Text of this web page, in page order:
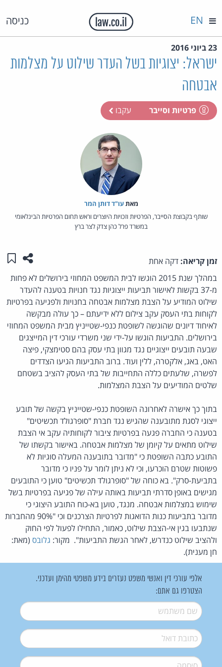
כניסה EN
23 ביוני 2016
ישראל: יצוגיות בשל העדר שילוט על מצלמות
אבטחה
פרטיות וסייבר עקבו
מאת‏עו"ד דותן המר
שותף בקבוצת הסייבר, הפרטיות וזכויות היוצרים וראש תחום הפרטיות הבינלאומי
במשרד פרל כהן צדק לצר ברץ
זמן קריאה: דקה אחת שתפו
במהלך שנת 2015 הוגשו לבית המשפט המחוזי בירושלים לא פחות
מ-37 בקשות לאישור תביעות ייצוגיות נגד חנויות בטענה להעדר
שילוט המודיע על הצבת מצלמות אבטחה בחנויות ולפגיעה בפרטיות
לקוחות בתי העסק עקב צילום ללא ידיעתם – כך עולה מבקשה
לאיחוד דיונים שהוגשה לשופטת כנפי-שטייניץ מבית המשפט המחוזי
בירושלים. התביעות הוגשו על-ידי שני משרדי עורכי דין המייצגים
שבעה תובעים ייצוגיים נגד מגוון בתי עסק בהם סטימצקי, פיצה
האט, באג, אלקטרה, ללין ועוד. ברוב התביעות הגיעו הצדדים
לפשרה, שלעתים כללה התחייבות של בתי העסק להציב בשטחם
שלטים המודיעים על הצבת המצלמות.
בתוך כך אישרה לאחרונה השופטת כנפי-שטייניץ בקשה של תובע
ייצוגי לסגת מתובענה שהגיש נגד חברת "סופרגולד תכשיטים"
בטענה כי החברה פגעה בפרטיות ציבור לקוחותיה עקב אי הצבת
שילוט מתאים על קיומן של מצלמות אבטחה. באישור בקשתו של
התובע כתבה השופטת כי "מדובר בתובענה המעלה סוגיות לא
פשוטות שטרם הוכרעו, וכי לא ניתן לומר על פניו כי מדובר
בתביעת-סרק". בא כוחה של "סופרגולד תכשיטים" טוען כי התובעים
מגישים באופן סדרתי תביעות באותה עילה של פגיעה בפרטיות בשל
שימוש במצלמות אבטחה. מנגד, טוען בא-כוח התובע היצוגי כי
מדובר בתביעות כנות הדואגות לפרטיות הצרכנים וכי "90% מהחברות
שנתבעו בגין אי-הצבת שילוט, כאמור, התחילו לפעול לפי החוק
ולהציב שילוט כנדרש, לאחר הגשת התביעות". מקור: גלובס (מאת:
חן מענית).
אלפי עורכי דין ואנשי משפט נעזרים בידע משפטי מהימן ועדכני.
הצטרפו גם אתם:
שם משתמש*
דואל*
סיסמה*